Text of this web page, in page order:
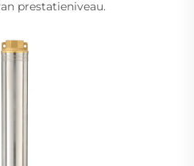
prestatieniveau.